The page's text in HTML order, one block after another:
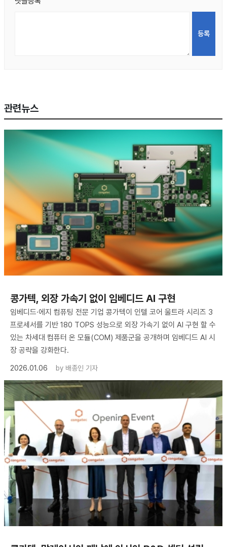
관련뉴스
콩가텍, 외장 가속기 없이 임베디드 AI 구현
임베디드·에지 컴퓨팅 전문 기업 콩가텍이 인텔 코어 울트라 시리즈 3
프로세서를 기반 180 TOPS 성능으로 외장 가속기 없이 AI 구현 할 수
있는 차세대 컴퓨터 온 모듈(COM) 제품군을 공개하며 임베디드 AI 시
장 공략을 강화한다.
2026.01.06
by 배종인 기자